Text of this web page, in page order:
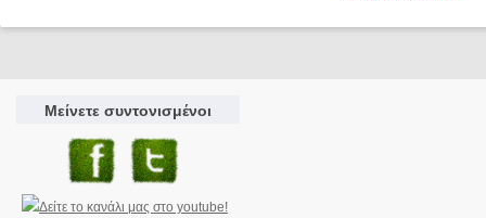
Μείνετε συντονισμένοι